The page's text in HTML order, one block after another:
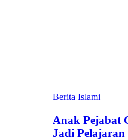
Berita Islami
Anak Pejabat
Jadi Pelajaran